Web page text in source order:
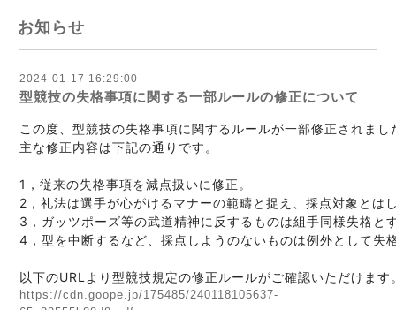
お知らせ
2024-01-17 16:29:00
型競技の失格事項に関する一部ルールの修正について
この度、型競技の失格事項に関するルールが一部修正されまし
主な修正内容は下記の通りです。
1，従来の失格事項を減点扱いに修正。
2，礼法は選手が心がけるマナーの範疇と捉え、採点対象とは
3，ガッツポーズ等の武道精神に反するものは組手同様失格と
4，型を中断するなど、採点しようのないものは例外として失
以下のURLより型競技規定の修正ルールがご確認いただけます
https://cdn.goope.jp/175485/240118105637-